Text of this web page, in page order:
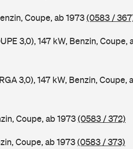
Coupe, ab 1973(0583 /
3,0), 147 kW, Benzin, Coupe,
3,0), 147 kW, Benzin, Coupe,
Coupe, ab 1973(0583 / 372)
Coupe, ab 1973(0583 / 373)